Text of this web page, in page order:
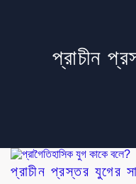
প্রাচীন
প্রাচীন প্রস্তর যুগের